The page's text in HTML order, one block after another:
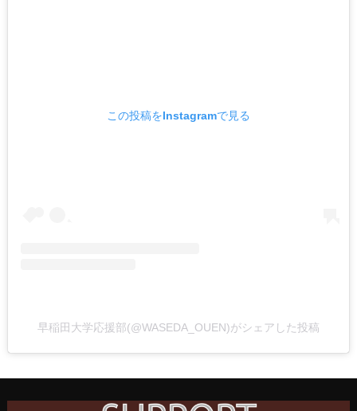
この投稿をInstagramで見る
早稲田大学応援部(@WASEDA_OUEN)がシェアした投稿